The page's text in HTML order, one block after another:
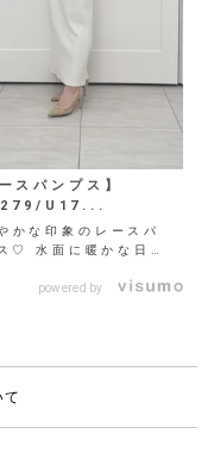
ースパンプス】
U17...
かな印象のレースパ
♡ 水面に暖かな日差
身に付けるだけで優
powered by
て